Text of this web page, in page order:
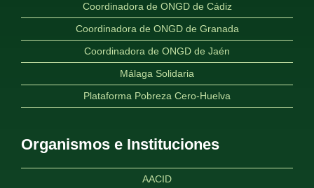
Coordinadora de ONGD de Cádiz
Coordinadora de ONGD de Granada
Coordinadora de ONGD de Jaén
Málaga Solidaria
Plataforma Pobreza Cero-Huelva
Organismos e Instituciones
AACID